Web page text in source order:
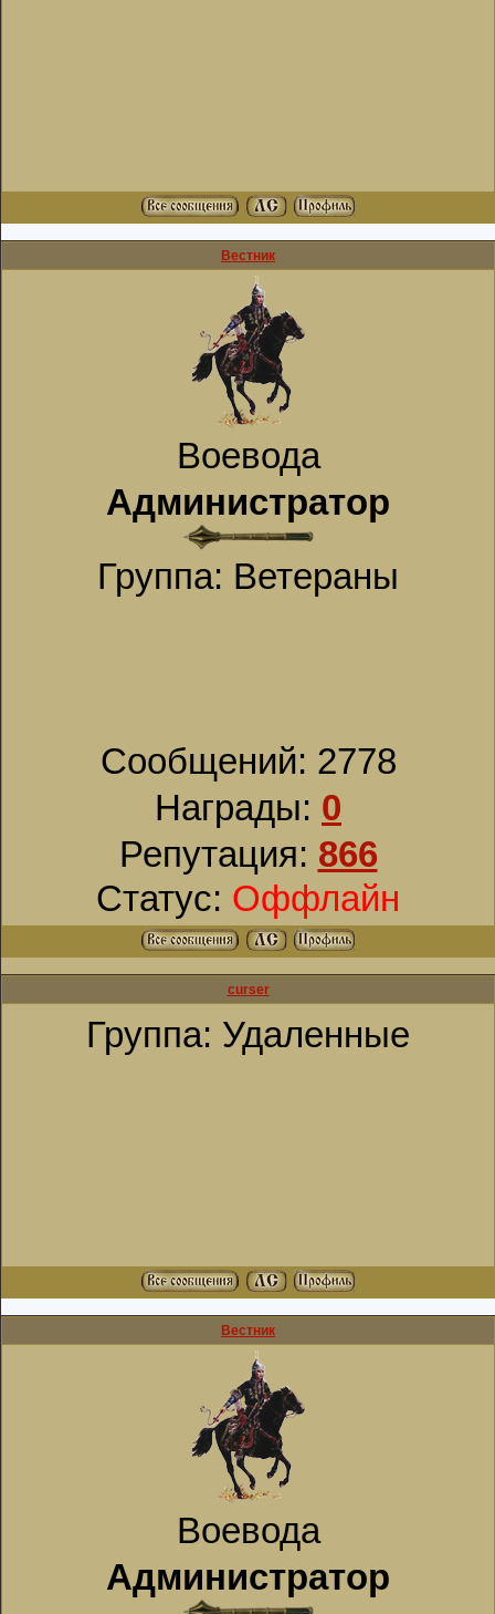
Вестник
Воевода
Администратор
Группа: Ветераны
Сообщений: 2778
Награды: 0
Репутация: 866
Статус: Оффлайн
curser
Группа: Удаленные
Вестник
Воевода
Администратор